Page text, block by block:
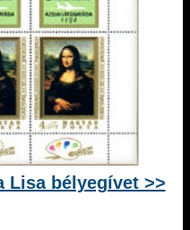
Lisa bélyegívet >>